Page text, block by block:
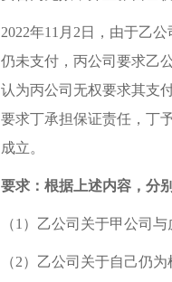
2022年11月2日，由于乙
仍未支付，丙公司要求乙
认为丙公司无权要求其支
要求丁承担保证责任，丁
成立。
要求：根据上述内容，分
（1）乙公司关于甲公司
（2）乙公司关于自己仍